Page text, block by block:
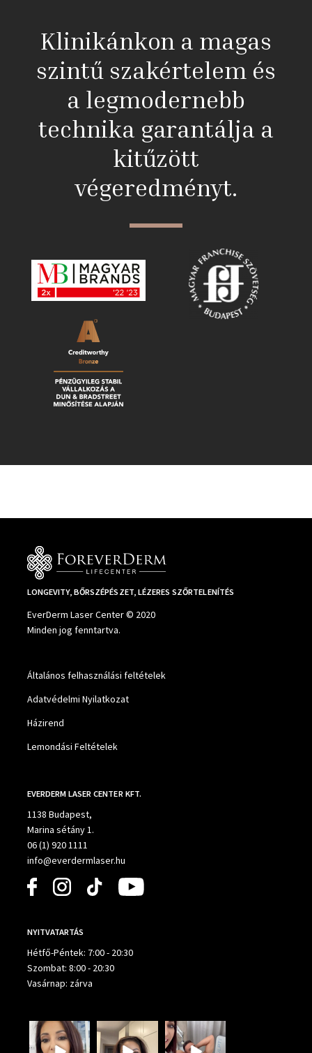
Klinikánkon a magas
szintű szakértelem és
a legmodernebb
technika garantálja a
kitűzött
végeredményt.
LONGEVITY, BŐRSZÉPÉSZET, LÉZERES SZŐRTELENÍTÉS
EverDerm Laser Center © 2020
Minden jog fenntartva.
Általános felhasználási feltételek
Adatvédelmi Nyilatkozat
Házirend
Lemondási Feltételek
EVERDERM LASER CENTER KFT.
1138 Budapest,
Marina sétány 1.
06 (1) 920 1111
info@everdermlaser.hu
NYITVATARTÁS
Hétfő-Péntek: 7:00 - 20:30
Szombat: 8:00 - 20:30
Vasárnap: zárva